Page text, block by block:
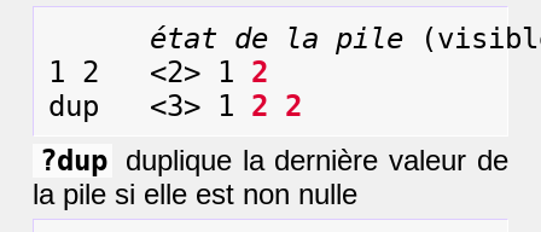
état de la pile
1 2   <2> 1 2
dup   <3> 1 2 2
?dup duplique la dernière valeur de
la pile si elle est non nulle